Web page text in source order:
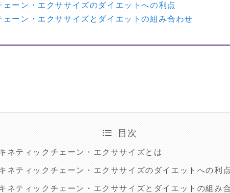
ェーン・エクササイズのダイエットへの利点
ェーン・エクササイズとダイエットの組み合わせ
目次
ネティックチェーン・エクササイズとは
ネティックチェーン・エクササイズのダイエットへの利点
ネティックチェーン・エクササイズとダイエットの組み